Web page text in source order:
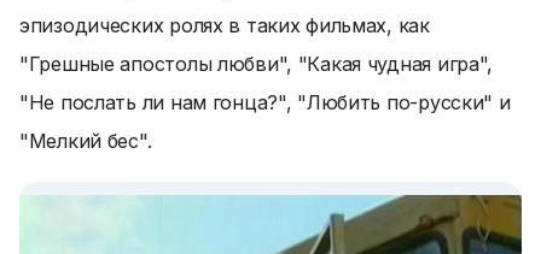
эпизодических ролях в таких фильмах, как
"Грешные апостолы любви", "Какая чудная игра",
"Не послать ли нам гонца?", "Любить по-русски" и
"Мелкий бес".